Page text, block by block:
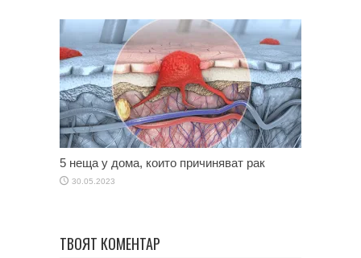
5 неща у дома, които причиняват рак
30.05.2023
ТВОЯТ КОМЕНТАР